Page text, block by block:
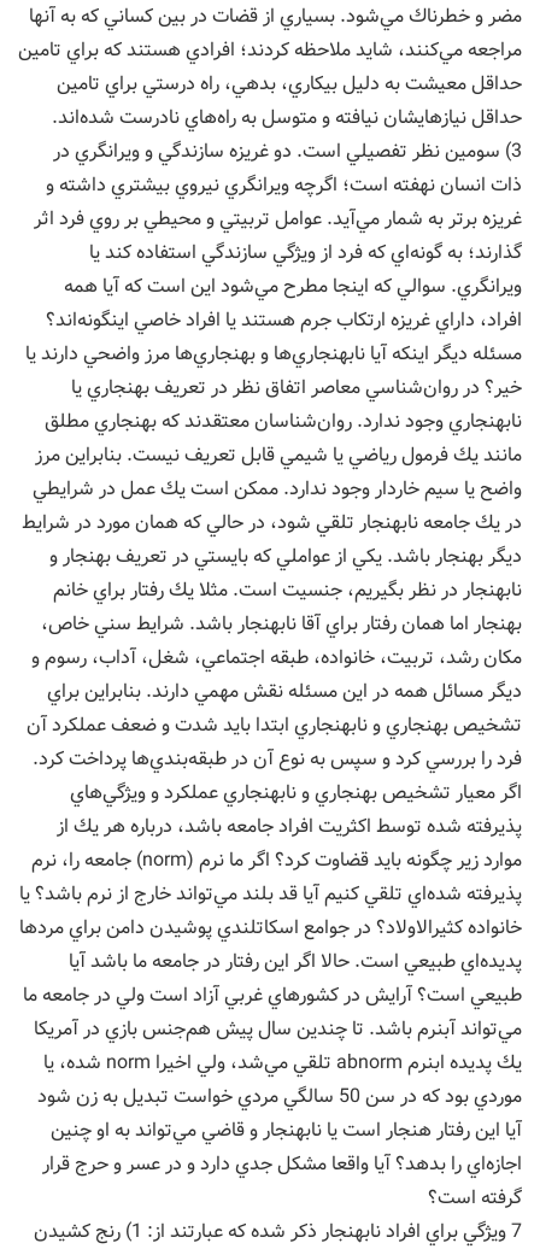
مضر و خطرناك مي‌شود. بسياري از قضات در بين كساني كه به آنها
مراجعه مي‌كنند، شايد ملاحظه كردند؛ افرادي هستند كه براي تامين
حداقل معيشت به دليل بيكاري، بدهي، راه درستي براي تامين
حداقل نيازهايشان نيافته و متوسل به راه‌هاي نادرست شده‌اند.
3) سومين نظر تفصيلي است. دو غريزه سازندگي و ويرانگري در
ذات انسان نهفته است؛ اگرچه ويرانگري نيروي بيشتري داشته و
غريزه برتر به شمار مي‌آيد. عوامل تربيتي و محيطي بر روي فرد اثر
گذارند؛ به گونه‌اي كه فرد از ويژگي سازندگي استفاده كند يا
ويرانگري. سوالي كه اينجا مطرح مي‌شود اين است كه آيا همه
افراد، داراي غريزه ارتكاب جرم هستند يا افراد خاصي اينگونه‌اند؟
مسئله ديگر اينكه آيا نابهنجاري‌ها و بهنجاري‌ها مرز واضحي دارند يا
خير؟ در روان‌شناسي معاصر اتفاق نظر در تعريف بهنجاري يا
نابهنجاري وجود ندارد. روان‌شناسان معتقدند كه بهنجاري مطلق
مانند يك فرمول رياضي يا شيمي قابل تعريف نيست. بنابراين مرز
واضح يا سيم خاردار وجود ندارد. ممكن است يك عمل در شرايطي
در يك جامعه نابهنجار تلقي شود، در حالي كه همان مورد در شرايط
ديگر بهنجار باشد. يكي از عواملي كه بايستي در تعريف بهنجار و
نابهنجار در نظر بگيريم، جنسيت است. مثلا يك رفتار براي خانم
بهنجار اما همان رفتار براي آقا نابهنجار باشد. شرايط سني خاص،
مكان رشد، تربيت، خانواده، طبقه اجتماعي، شغل، آداب، رسوم و
ديگر مسائل همه در اين مسئله نقش مهمي دارند. بنابراين براي
تشخيص بهنجاري و نابهنجاري ابتدا بايد شدت و ضعف عملكرد آن
فرد را بررسي كرد و سپس به نوع آن در طبقه‌بندي‌ها پرداخت كرد.
اگر معيار تشخيص بهنجاري و نابهنجاري عملكرد و ويژگي‌هاي
پذيرفته شده توسط اكثريت افراد جامعه باشد، درباره هر يك از
موارد زير چگونه بايد قضاوت كرد؟ اگر ما نرم (norm) جامعه را، نرم
پذيرفته شده‌اي تلقي كنيم آيا قد بلند مي‌تواند خارج از نرم باشد؟ يا
خانواده كثير‌الاولاد؟ در جوامع اسكاتلندي پوشيدن دامن براي مردها
پديده‌اي طبيعي است. حالا اگر اين رفتار در جامعه ما باشد آيا
طبيعي است؟ آرايش در كشورهاي غربي آزاد است ولي در جامعه ما
مي‌تواند آبنرم باشد. تا چندين سال پيش هم‌جنس بازي در آمريكا
يك پديده ابنرم abnorm تلقي مي‌شد، ولي اخيرا norm شده، يا
موردي بود كه در سن 50 سالگي مردي خواست تبديل به زن شود
آيا اين رفتار هنجار است يا نابهنجار و قاضي مي‌تواند به او چنين
اجازه‌اي را بدهد؟ آيا واقعا مشكل جدي دارد و در عسر و حرج قرار
گرفته است؟
7 ويژگي براي افراد نابهنجار ذكر شده كه عبارتند از: 1) رنج كشيدن